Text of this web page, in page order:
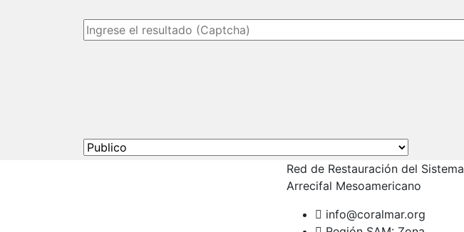
Red de Restauración del Sistema
Arrecifal Mesoamericano
info@coralmar.org